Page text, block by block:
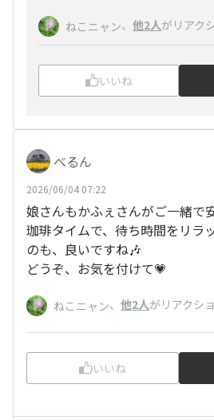
ねこニャン、 他2人がリアク
いいね
べるん
2026/06/04 07:22
娘さんもかふぇさんがご一緒で
珈琲タイムで、待ち時間をリラ
のも、良いですね🎶
どうぞ、お気を付けて💗
ねこニャン、 他2人がリアクシ
いいね